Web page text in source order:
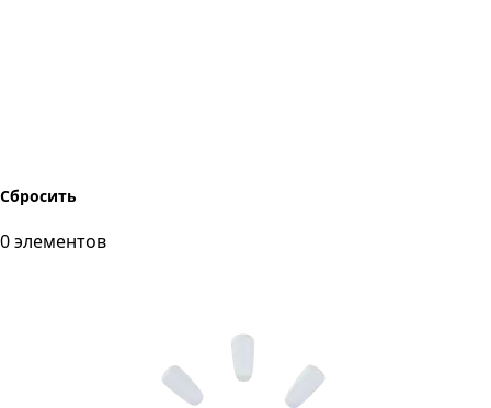
Сбросить
0элементов